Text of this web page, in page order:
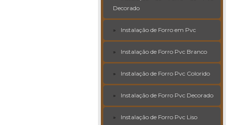
Decorado
Instalação de Forro em Pvc
Instalação de Forro Pvc Branco
Instalação de Forro Pvc Colorido
Instalação de Forro Pvc Decorado
Instalação de Forro Pvc Liso